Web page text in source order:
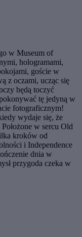
w Museum of
hologramami,
goście w
z oczami, ucząc się
będą toczyć
tę jedyną w
fotograficznym!
wydaje się, że
w sercu Old
kroków od
i Independence
dnia w
przygoda czeka w